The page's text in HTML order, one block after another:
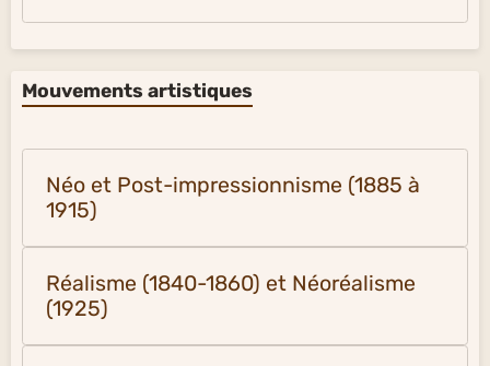
Mouvements artistiques
Néo et Post-impressionnisme (1885 à
1915)
Réalisme (1840-1860) et Néoréalisme
(1925)